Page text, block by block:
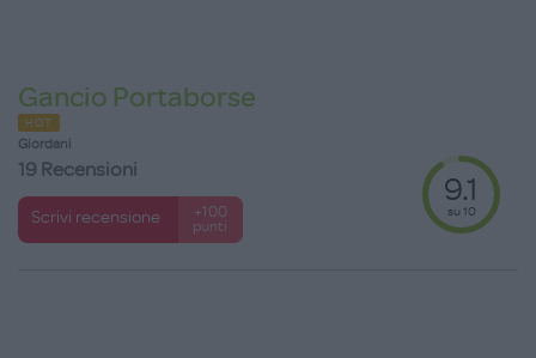
Gancio Portaborse
HOT
Giordani
19 Recensioni
Scrivi recensione
+100
punti
9.1
su 10